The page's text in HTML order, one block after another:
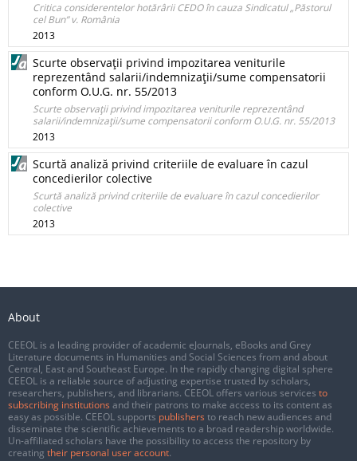
Critica considerentelor hotărârii CEDO în cauza Sindicatul „Păstorul
cel Bun” v. România
2013
Scurte observaţii privind impozitarea veniturile
reprezentând salarii/indemnizaţii/sume compensatorii
conform O.U.G. nr. 55/2013
Scurte observaţii privind impozitarea veniturile reprezentând
salarii/indemnizaţii/sume compensatorii conform O.U.G. nr. 55/2013
2013
Scurtă analiză privind criteriile de evaluare în cazul
concedierilor colective
Scurtă analiză privind criteriile de evaluare în cazul concedierilor
colective
2013
About
CEEOL is a leading provider of academic eJournals, eBooks and Grey
Literature documents in Humanities and Social Sciences from and about
Central, East and Southeast Europe. In the rapidly changing digital sphere
CEEOL is a reliable source of adjusting expertise trusted by scholars,
researchers, publishers, and librarians. CEEOL offers various services to
subscribing institutions and their patrons to make access to its content as
easy as possible. CEEOL supports publishers to reach new audiences and
disseminate the scientific achievements to a broad readership worldwide.
Un-affiliated scholars have the possibility to access the repository by
creating their personal user account.